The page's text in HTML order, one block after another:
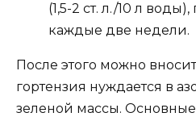
(1,5-2 ст. л./10 л
каждые две недели.
После этого можно
гортензия нуждается в
зеленой массы.